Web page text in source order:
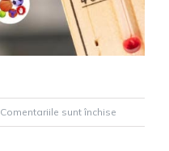
Comentariile sunt închise
ATENȚIE!